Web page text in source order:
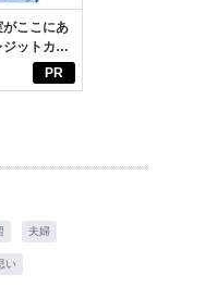
PR
がここにあ
ットカー
夫婦
い